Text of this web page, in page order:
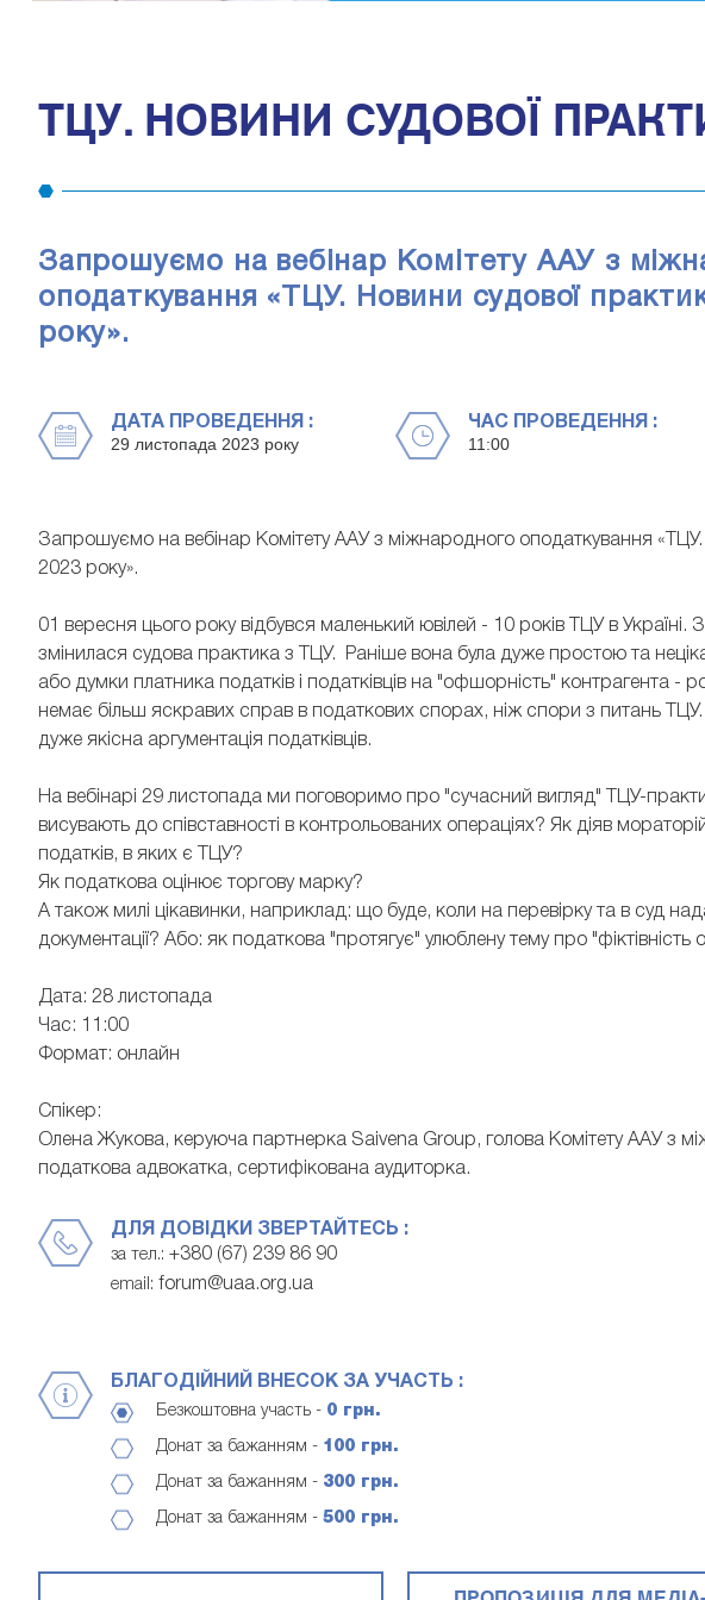
ТЦУ. НОВИНИ СУДОВОЇ
Запрошуємо на вебінар Комітету ААУ з
оподаткування «ТЦУ. Новини судової
року».
ДАТА ПРОВЕДЕННЯ :
29 листопада 2023 року
ЧАС ПРОВЕДЕННЯ :
11:00
Запрошуємо на вебінар Комітету ААУ з міжнародного оподаткування
2023 року».
01 вересня цього року відбувся маленький ювілей - 10 років ТЦУ в
змінилася судова практика з ТЦУ. Раніше вона була дуже простою та
або думки платника податків і податківців на "офшорність" контрагента -
немає більш яскравих справ в податкових спорах, ніж спори з питань
дуже якісна аргументація податківців.
На вебінарі 29 листопада ми поговоримо про "сучасний вигляд" ТЦУ-
висувають до співставності в контрольованих операціях? Як діяв
податків, в яких є ТЦУ?
Як податкова оцінює торгову марку?
А також милі цікавинки, наприклад: що буде, коли на перевірку та в суд
документації? Або: як податкова "протягує" улюблену тему про "фіктівність
Дата: 28 листопада
Час: 11:00
Формат: онлайн
Спікер:
Олена Жукова, керуюча партнерка Saivena Group, голова Комітету ААУ з
податкова адвокатка, сертифікована аудиторка.
ДЛЯ ДОВІДКИ ЗВЕРТАЙТЕСЬ :
за тел.: +380 (67) 239 86 90
email: forum@uaa.org.ua
БЛАГОДІЙНИЙ ВНЕСОК ЗА УЧАСТЬ :
Безкоштовна участь - 0 грн.
Донат за бажанням - 100 грн.
Донат за бажанням - 300 грн.
Донат за бажанням - 500 грн.